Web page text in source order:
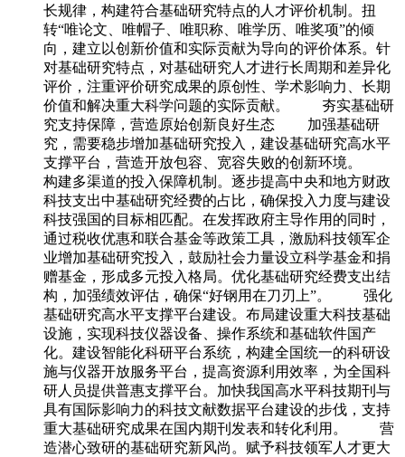
长规律，构建符合基础研究特点的人才评价机制。扭
转“唯论文、唯帽子、唯职称、唯学历、唯奖项”的倾
向，建立以创新价值和实际贡献为导向的评价体系。针
对基础研究特点，对基础研究人才进行长周期和差异化
评价，注重评价研究成果的原创性、学术影响力、长期
价值和解决重大科学问题的实际贡献。 夯实基础研
究支持保障，营造原始创新良好生态 加强基础研
究，需要稳步增加基础研究投入，建设基础研究高水平
支撑平台，营造开放包容、宽容失败的创新环境。
构建多渠道的投入保障机制。逐步提高中央和地方财政
科技支出中基础研究经费的占比，确保投入力度与建设
科技强国的目标相匹配。在发挥政府主导作用的同时，
通过税收优惠和联合基金等政策工具，激励科技领军企
业增加基础研究投入，鼓励社会力量设立科学基金和捐
赠基金，形成多元投入格局。优化基础研究经费支出结
构，加强绩效评估，确保“好钢用在刀刃上”。 强化
基础研究高水平支撑平台建设。布局建设重大科技基础
设施，实现科技仪器设备、操作系统和基础软件国产
化。建设智能化科研平台系统，构建全国统一的科研设
施与仪器开放服务平台，提高资源利用效率，为全国科
研人员提供普惠支撑平台。加快我国高水平科技期刊与
具有国际影响力的科技文献数据平台建设的步伐，支持
重大基础研究成果在国内期刊发表和转化利用。 营
造潜心致研的基础研究新风尚。赋予科技领军人才更大